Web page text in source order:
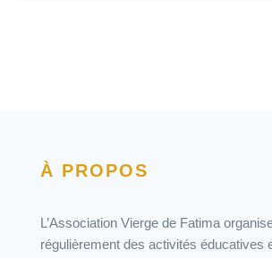
À PROPOS
L’Association Vierge de Fatima
régulièrement des activités éducatives